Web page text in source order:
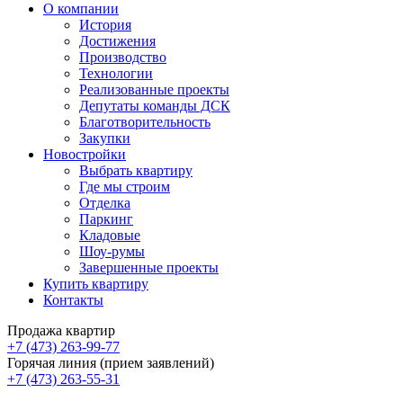
О компании
История
Достижения
Производство
Технологии
Реализованные проекты
Депутаты команды ДСК
Благотворительность
Закупки
Новостройки
Выбрать квартиру
Где мы строим
Отделка
Паркинг
Кладовые
Шоу-румы
Завершенные проекты
Купить квартиру
Контакты
Продажа квартир
+7 (473) 263-99-77
Горячая линия (прием заявлений)
+7 (473) 263-55-31